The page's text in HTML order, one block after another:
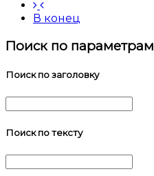
В конец
Поиск по параметрам
Поиск по заголовку
Поиск по тексту